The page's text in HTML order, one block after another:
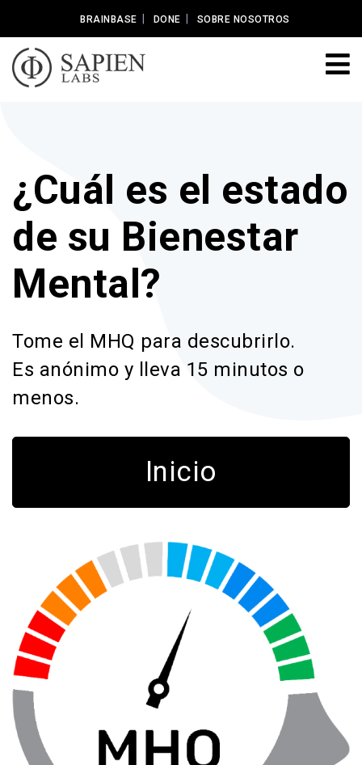
BRAINBASE DONE SOBRE NOSOTROS
¿Cuál es el estado
de su Bienestar
Mental?
Tome el MHQ para descubrirlo.
Es anónimo y lleva 15 minutos o
menos.
Inicio